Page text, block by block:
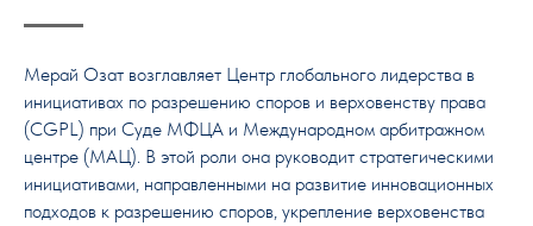
Мерай Озат возглавляет Центр глобального лидерства в
инициативах по разрешению споров и верховенству права
(CGPL) при Суде МФЦА и Международном арбитражном
центре (МАЦ). В этой роли она руководит стратегическими
инициативами, направленными на развитие инновационных
подходов к разрешению споров, укрепление верховенства